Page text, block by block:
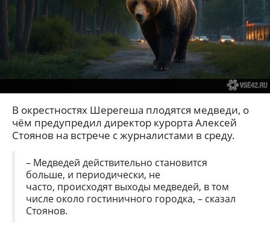
В окрестностях Шерегеша плодятся медведи, о
чём предупредил директор курорта Алексей
Стоянов на встрече с журналистами в среду.
– Медведей действительно становится
больше, и периодически, не
часто, происходят выходы медведей, в том
числе около гостиничного городка, – сказал
Стоянов.